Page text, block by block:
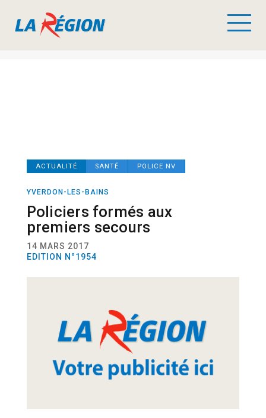
ACTUALITÉ SANTÉ POLICE NV
YVERDON-LES-BAINS
Policiers formés aux
premiers secours
14 MARS 2017
EDITION N°1954